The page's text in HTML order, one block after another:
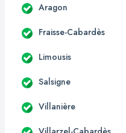
Aragon
Fraisse-Cabardès
Limousis
Salsigne
Villanière